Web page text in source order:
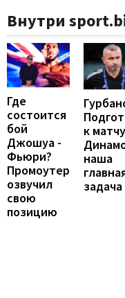
Внутри
Где
состоится
бой
Джошуа -
Фьюри?
Промоутер
озвучил
свою
позицию
к
наша
задача